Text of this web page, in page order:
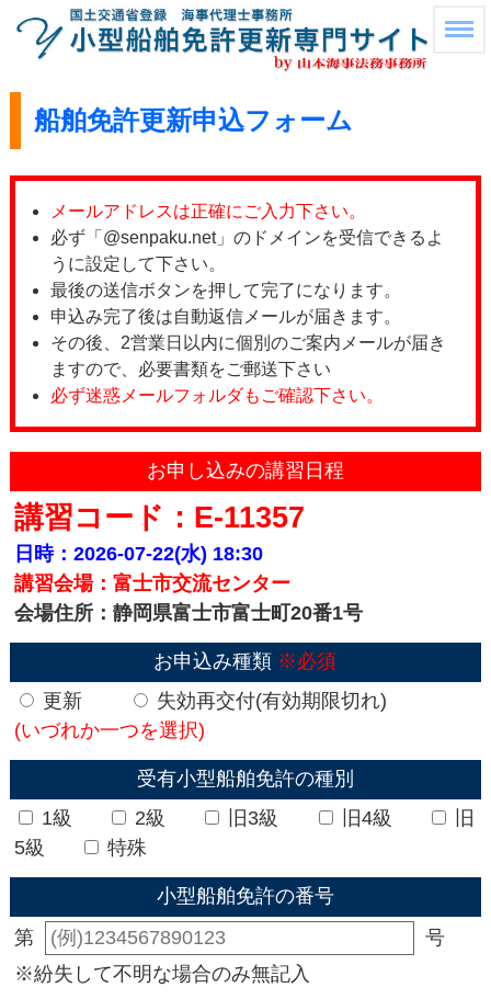
船舶免許更新申込フォーム
メールアドレスは正確にご入力下さい。
必ず「@senpaku.net」のドメインを受信できるよ
うに設定して下さい。
最後の送信ボタンを押して完了になります。
申込み完了後は自動返信メールが届きます。
その後、2営業日以内に個別のご案内メールが届き
ますので、必要書類をご郵送下さい
必ず迷惑メールフォルダもご確認下さい。
お申し込みの講習日程
講習コード：E-11357
日時：2026-07-22(水) 18:30
講習会場：富士市交流センター
会場住所：静岡県富士市富士町20番1号
お申込み種類 ※必須
更新
失効再交付(有効期限切れ)
(いづれか一つを選択)
受有小型船舶免許の種別
1級
2級 旧3級 旧4級
旧
5級
特殊
小型船舶免許の番号
第
号
※紛失して不明な場合のみ無記入